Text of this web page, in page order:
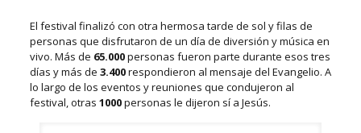
El festival finalizó con otra hermosa tarde de sol y filas de
personas que disfrutaron de un día de diversión y música en
vivo. Más de 65.000personas fueron parte durante esos tres
días y más de 3.400respondieron al mensaje del Evangelio. A
lo largo de los eventos y reuniones que condujeron al
festival, otras 1000personas le dijeron sí a Jesús.